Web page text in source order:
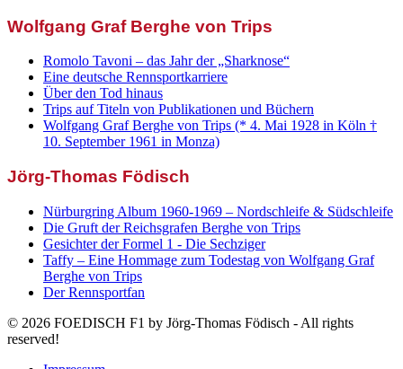
Wolfgang Graf Berghe von Trips
Romolo Tavoni – das Jahr der „Sharknose“
Eine deutsche Rennsportkarriere
Über den Tod hinaus
Trips auf Titeln von Publikationen und Büchern
Wolfgang Graf Berghe von Trips (* 4. Mai 1928 in Köln †
10. September 1961 in Monza)
Jörg-Thomas Födisch
Nürburgring Album 1960-1969 – Nordschleife & Südschleife
Die Gruft der Reichsgrafen Berghe von Trips
Gesichter der Formel 1 - Die Sechziger
Taffy – Eine Hommage zum Todestag von Wolfgang Graf
Berghe von Trips
Der Rennsportfan
© 2026 FOEDISCH F1 by Jörg-Thomas Födisch - All rights
reserved!